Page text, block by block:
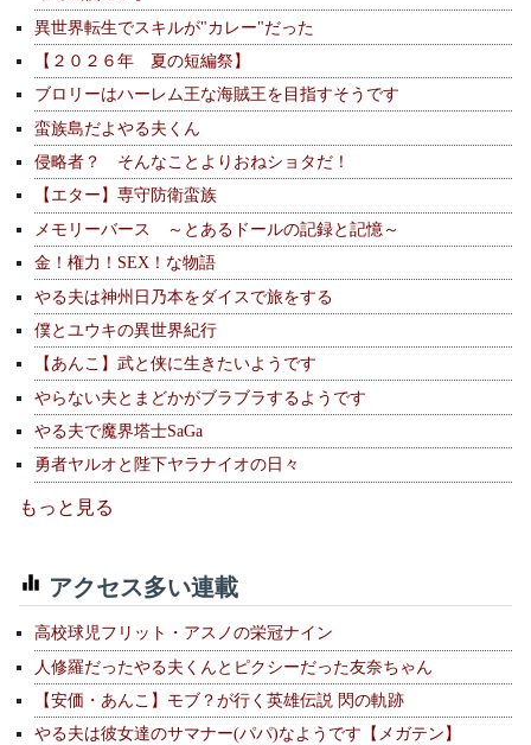
異世界転生でスキルが"カレー"だった
【２０２６年 夏の短編祭】
ブロリーはハーレム王な海賊王を目指すそうです
蛮族島だよやる夫くん
侵略者？ そんなことよりおねショタだ！
【エター】専守防衛蛮族
メモリーバース ～とあるドールの記録と記憶～
金！権力！SEX！な物語
やる夫は神州日乃本をダイスで旅をする
僕とユウキの異世界紀行
【あんこ】武と侠に生きたいようです
やらない夫とまどかがブラブラするようです
やる夫で魔界塔士SaGa
勇者ヤルオと陛下ヤラナイオの日々
もっと見る
アクセス多い連載
高校球児フリット・アスノの栄冠ナイン
人修羅だったやる夫くんとピクシーだった友奈ちゃん
【安価・あんこ】モブ？が行く英雄伝説 閃の軌跡
やる夫は彼女達のサマナー(パパ)なようです【メガテン】